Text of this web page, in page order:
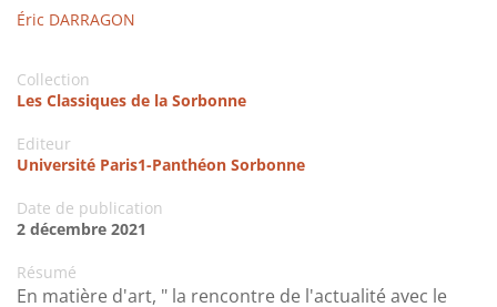
Éric DARRAGON
Collection
Les Classiques de la Sorbonne
Editeur
Université Paris1-Panthéon Sorbonne
Date de publication
2 décembre 2021
Résumé
En matière d'art, " la rencontre de l'actualité avec le